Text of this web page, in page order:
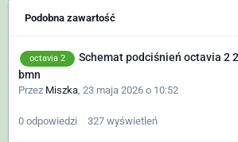
Podobna zawartość
octavia 2
Schemat podciśnień octavia 2
bmn
Przez Miszka 23 maja 2026 o 10:52
0 odpowiedzi 327 wyświetleń